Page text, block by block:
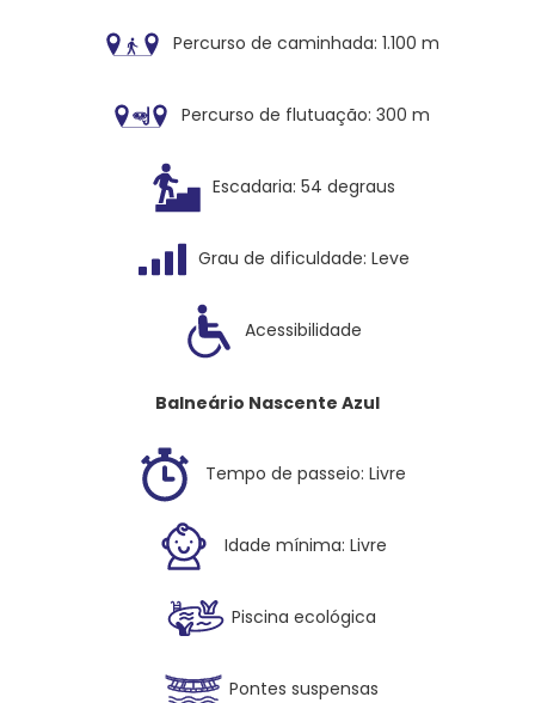
Percurso de caminhada: 1.100 m
Percurso de flutuação: 300 m
Escadaria: 54 degraus
Grau de dificuldade: Leve
Acessibilidade
Balneário Nascente Azul
Tempo de passeio: Livre
Idade mínima: Livre
Piscina ecológica
Pontes suspensas